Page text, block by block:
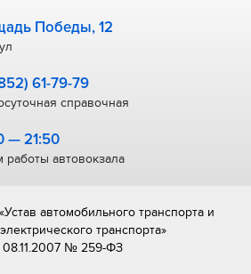
Победы, 12
61-79-79
справочная
— 21:50
работы автовокзала
«Устав автомобильного транспорта и
транспорта»
№ 259-ФЗ